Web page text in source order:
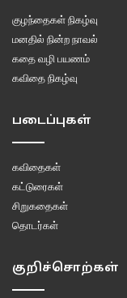
குழந்தைகள் நிகழ்வு
மனதில் நின்ற நாவல்
கதை வழி பயணம்
கவிதை நிகழ்வு
படைப்புகள்
கவிதைகள்
கட்டுரைகள்
சிறுகதைகள்
தொடர்கள்
குறிச்சொற்கள்